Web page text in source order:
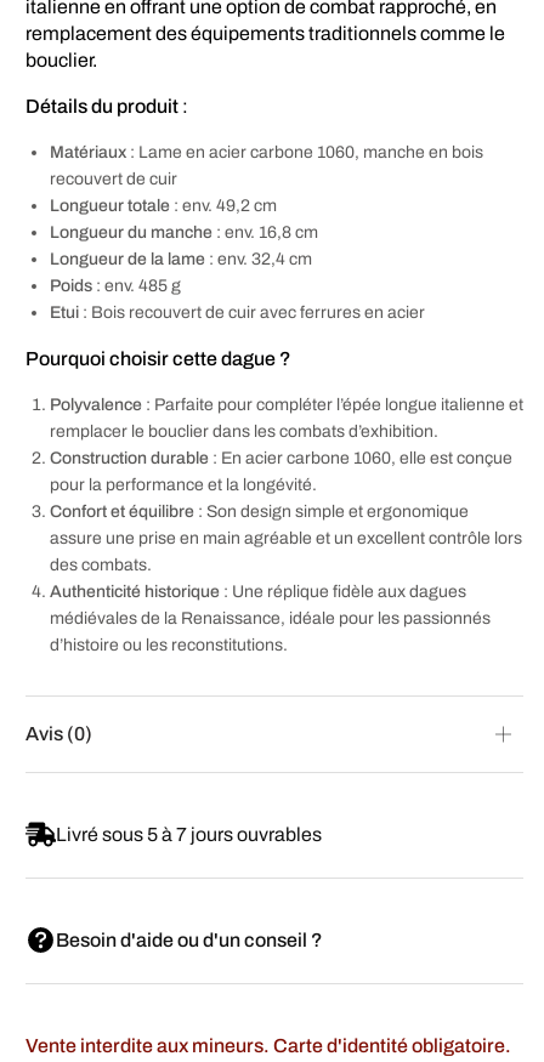
italienne en offrant une option de combat rapproché, en
remplacement des équipements traditionnels comme le
bouclier.
Détails du produit :
Matériaux : Lame en acier carbone 1060, manche en bois
recouvert de cuir
Longueur totale : env. 49,2 cm
Longueur du manche : env. 16,8 cm
Longueur de la lame : env. 32,4 cm
Poids : env. 485 g
Etui : Bois recouvert de cuir avec ferrures en acier
Pourquoi choisir cette dague ?
Polyvalence : Parfaite pour compléter l’épée longue italienne et
remplacer le bouclier dans les combats d’exhibition.
Construction durable : En acier carbone 1060, elle est conçue
pour la performance et la longévité.
Confort et équilibre : Son design simple et ergonomique
assure une prise en main agréable et un excellent contrôle lors
des combats.
Authenticité historique : Une réplique fidèle aux dagues
médiévales de la Renaissance, idéale pour les passionnés
d’histoire ou les reconstitutions.
Avis (0)
Livré sous 5 à 7 jours ouvrables
Besoin d'aide ou d'un conseil ?
Vente interdite aux mineurs. Carte d'identité obligatoire.